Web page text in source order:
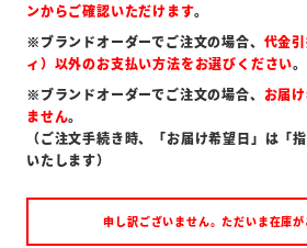
ンからご確認いただけます。
※ブランドオーダーでご注文の場合、 代金
ィ）以外のお支払い方法をお選びください。
※ブランドオーダーでご注文の場合、 お届
ません。
（ご注文手続き時、「お届け希望日」は「
いたします）
申し訳ございません。ただいま在庫が